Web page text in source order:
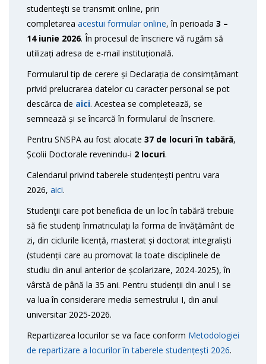
studenteşti se transmit online, prin
completarea acestui formular online, în perioada 3 –
14 iunie 2026. În procesul de înscriere vă rugăm să
utilizați adresa de e-mail instituțională.
Formularul tip de cerere și Declarația de consimțămant
privid prelucrarea datelor cu caracter personal se pot
descărca de aici. Acestea se completează, se
semnează și se încarcă în formularul de înscriere.
Pentru SNSPA au fost alocate 37 de locuri în tabără,
Școlii Doctorale revenindu-i 2 locuri.
Calendarul privind taberele studențești pentru vara
2026, aici.
Studenţii care pot beneficia de un loc în tabără trebuie
să fie studenți înmatriculați la forma de învățământ de
zi, din ciclurile licență, masterat și doctorat integraliști
(studenții care au promovat la toate disciplinele de
studiu din anul anterior de școlarizare, 2024-2025), în
vârstă de până la 35 ani. Pentru studenții din anul I se
va lua în considerare media semestrului I, din anul
universitar 2025-2026.
Repartizarea locurilor se va face conform Metodologiei
de repartizare a locurilor în taberele studențești 2026.